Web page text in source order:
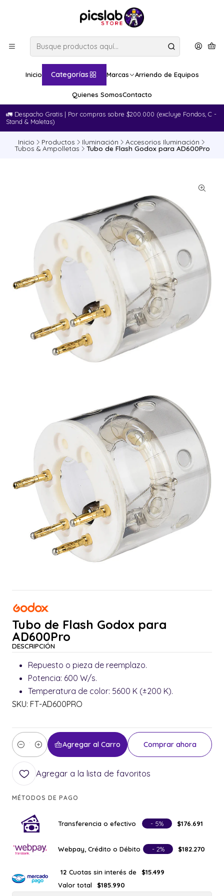
Inicio Categorías Marcas Arriendo de Equipos
Quienes SomosContacto
🚛​ Despacho Gratis | Por compras sobre $200.000 (excluye Fondos, C -
Stand & Maletas)
Inicio Productos Iluminación Accesorios Iluminación
Tubos & Ampolletas Tubo de Flash Godox para AD600Pro
Tubo de Flash Godox para
AD600Pro
DESCRIPCIÓN
Repuesto o pieza de reemplazo.
Potencia: 600 W/s.
Temperatura de color: 5600 K (±200 K).
SKU: FT-AD600PRO
Cantidad
Agregar al Carro Comprar ahora
Agregar a la lista de favoritos
MÉTODOS DE PAGO
Transferencia o efectivo - 5% $176.691
Webpay, Crédito o Débito - 2% $182.270
12 Cuotas sin interés de
$15.499
Valor total
$185.990